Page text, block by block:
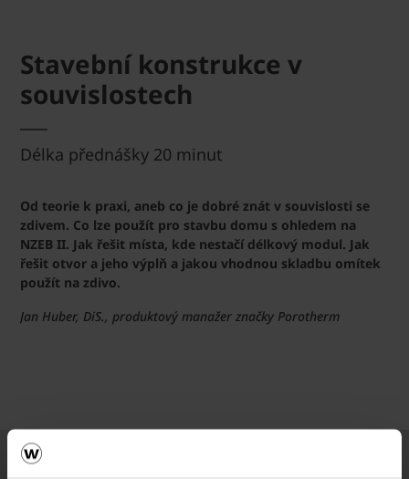
Stavební konstrukce v
souvislostech
Délka přednášky 20 minut
Od teorie k praxi, aneb co je dobré znát v souvislosti se
zdivem. Co lze použít pro stavbu domu s ohledem na
NZEB II. Jak řešit místa, kde nestačí délkový modul. Jak
řešit otvor a jeho výplň a jakou vhodnou skladbu omítek
použít na zdivo.
Jan Huber, DiS., produktový manažer značky Porotherm